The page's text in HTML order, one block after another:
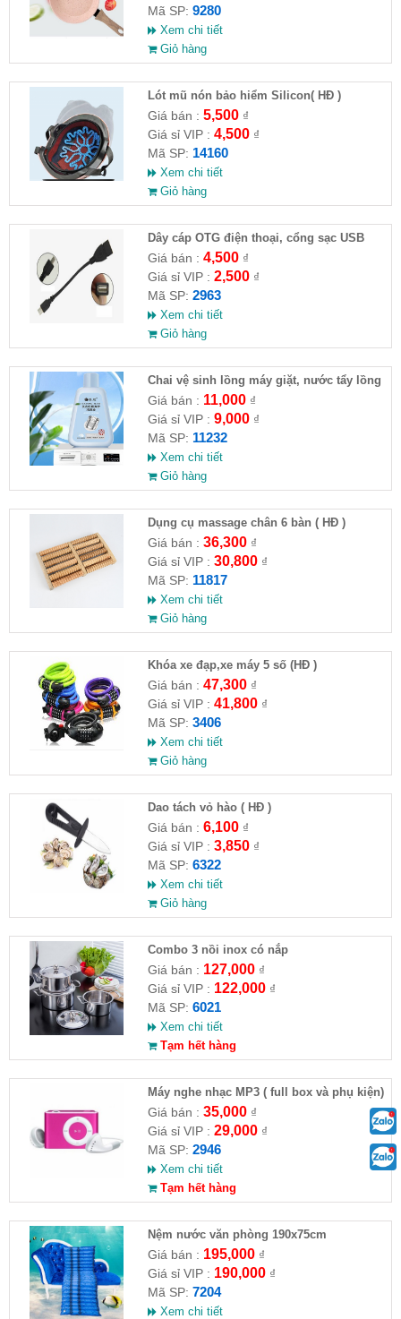
Mã SP: 9280
Xem chi tiết
Giỏ hàng
Lót mũ nón bảo hiểm Silicon( HĐ )
Giá bán : 5,500₫
Giá sỉ VIP : 4,500₫
Mã SP: 14160
Xem chi tiết
Giỏ hàng
Dây cáp OTG điện thoại, cổng sạc USB
Giá bán : 4,500₫
Giá sỉ VIP : 2,500₫
Mã SP: 2963
Xem chi tiết
Giỏ hàng
Chai vệ sinh lồng máy giặt, nước tẩy lồng
máy giặt CLEANING FLUID
Giá bán : 11,000₫
Giá sỉ VIP : 9,000₫
Mã SP: 11232
Xem chi tiết
Giỏ hàng
Dụng cụ massage chân 6 bàn ( HĐ )
Giá bán : 36,300₫
Giá sỉ VIP : 30,800₫
Mã SP: 11817
Xem chi tiết
Giỏ hàng
Khóa xe đạp,xe máy 5 số (HĐ )
Giá bán : 47,300₫
Giá sỉ VIP : 41,800₫
Mã SP: 3406
Xem chi tiết
Giỏ hàng
Dao tách vỏ hào ( HĐ )
Giá bán : 6,100₫
Giá sỉ VIP : 3,850₫
Mã SP: 6322
Xem chi tiết
Giỏ hàng
Combo 3 nồi inox có nắp
Giá bán : 127,000₫
Giá sỉ VIP : 122,000₫
Mã SP: 6021
Xem chi tiết
Tạm hết hàng
Máy nghe nhạc MP3 ( full box và phụ kiện)
Giá bán : 35,000₫
Giá sỉ VIP : 29,000₫
Mã SP: 2946
Xem chi tiết
Tạm hết hàng
Nệm nước văn phòng 190x75cm
Giá bán : 195,000₫
Giá sỉ VIP : 190,000₫
Mã SP: 7204
Xem chi tiết